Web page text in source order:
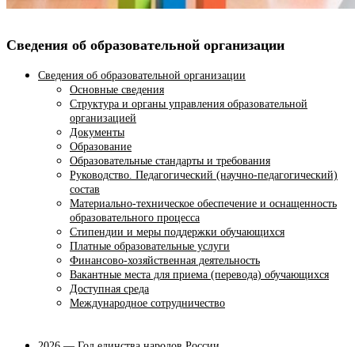
Сведения об образовательной организации
Сведения об образовательной организации
Основные сведения
Структура и органы управления образовательной
организацией
Документы
Образование
Образовательные стандарты и требования
Руководство. Педагогический (научно-педагогический)
состав
Материально-техническое обеспечение и оснащенность
образовательного процесса
Стипендии и меры поддержки обучающихся
Платные образовательные услуги
Финансово-хозяйственная деятельность
Вакантные места для приема (перевода) обучающихся
Доступная среда
Международное сотрудничество